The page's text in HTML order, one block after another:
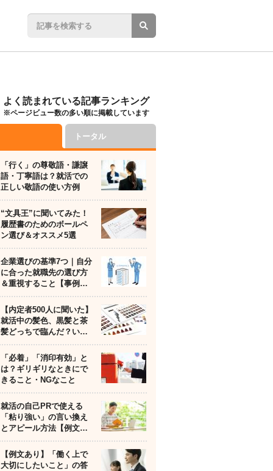
よく読まれている記事ランキング
※ページビュー数の多い順に掲載しています
トータル
「行く」の尊敬語・謙譲
語・丁寧語は？就活での
正しい敬語の使い方例
“文具王”に聞いてみた！
履歴書のためのボールペ
ン選び＆オススメ5選
企業選びの基準7つ｜自分
に合った就職先の選び方
＆重視すること【事例…
【内定者500人に聞いた】
就活中の髪色、黒髪と茶
髪どっちで臨んだ？い…
「必着」「消印有効」と
は？ギリギリなときにで
きること・NGなこと
就活の自己PRで使える
「粘り強い」の言い換え
とアピール方法【例文…
【例文あり】「働く上で
大切にしたいこと」の答